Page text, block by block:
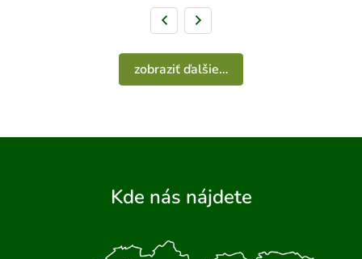
zobraziť ďalšie…
Kde nás nájdete